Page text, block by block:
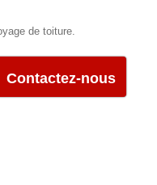
de toiture.
Contactez-nous